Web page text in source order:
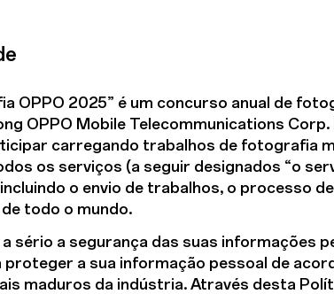
OPPO 2025” é um concurso anual de
OPPO Mobile Telecommunications
carregando trabalhos de fotografia
os serviços (a seguir designados “o
o envio de trabalhos, o processo
todo o mundo.
sério a segurança das suas informações
proteger a sua informação pessoal de
maduros da indústria. Através desta